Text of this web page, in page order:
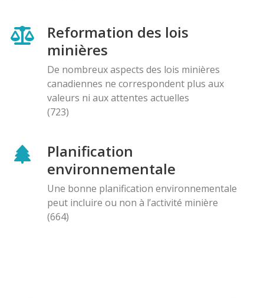
Reformation des lois
minières
De nombreux aspects des lois minières
canadiennes ne correspondent plus aux
valeurs ni aux attentes actuelles
(723)
Planification
environnementale
Une bonne planification environnementale
peut incluire ou non à l’activité minière
(664)